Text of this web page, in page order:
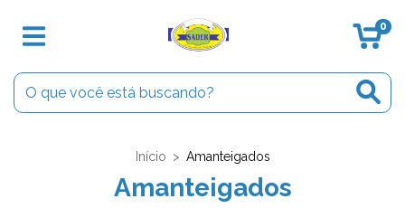
0
Início > Amanteigados
Amanteigados